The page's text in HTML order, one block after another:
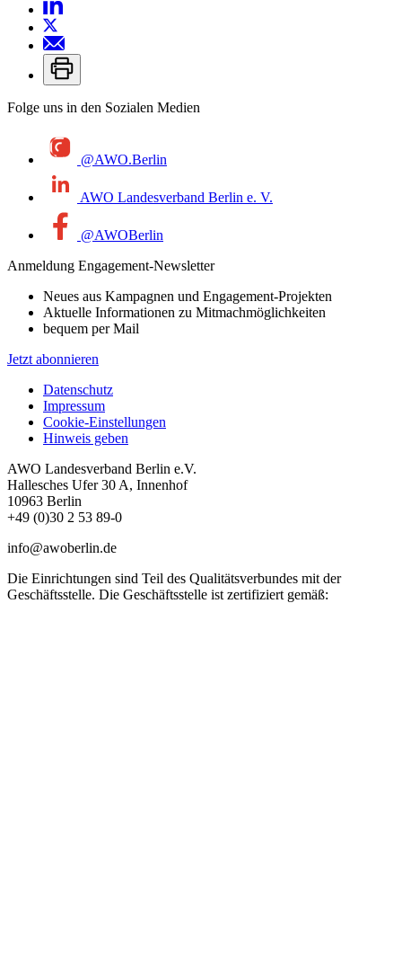
Folge uns in den Sozialen Medien
@AWO.Berlin
AWO Landesverband Berlin e. V.
@AWOBerlin
Anmeldung Engagement-Newsletter
Neues aus Kampagnen und Engagement-Projekten
Aktuelle Informationen zu Mitmachmöglichkeiten
bequem per Mail
Jetzt abonnieren
Datenschutz
Impressum
Cookie-Einstellungen
Hinweis geben
AWO Landesverband Berlin e.V.
Hallesches Ufer 30 A, Innenhof
10963 Berlin
+49 (0)30 2 53 89-0
info@awoberlin.de
Die Einrichtungen sind Teil des Qualitätsverbundes mit der
Geschäftsstelle. Die Geschäftsstelle ist zertifiziert gemäß: